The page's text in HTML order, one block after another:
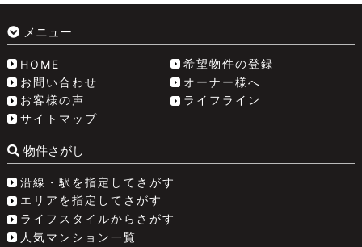
メニュー
HOME
希望物件の登録
お問い合わせ
オーナー様へ
お客様の声
ライフライン
サイトマップ
物件さがし
沿線・駅を指定してさがす
エリアを指定してさがす
ライフスタイルからさがす
人気マンション一覧